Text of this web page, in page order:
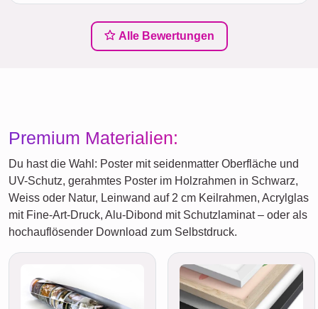
Alle Bewertungen
Premium Materialien:
Du hast die Wahl: Poster mit seidenmatter Oberfläche und
UV-Schutz, gerahmtes Poster im Holzrahmen in Schwarz,
Weiss oder Natur, Leinwand auf 2 cm Keilrahmen, Acrylglas
mit Fine-Art-Druck, Alu-Dibond mit Schutzlaminat – oder als
hochauflösender Download zum Selbstdruck.